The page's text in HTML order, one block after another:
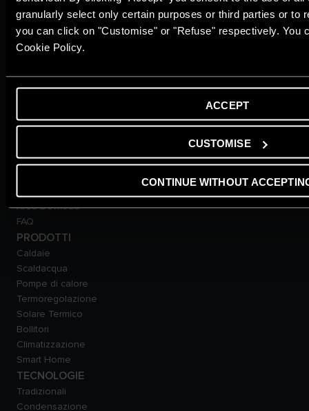
granularly select only certain purposes or third parties or to
you can click on "Customise" or "Refuse" respectively. You
Cookie Policy.
ACCEPT
CUSTOMISE
CONTINUE WITHOUT
Consigli e Soluzioni
Home Living
Guida agli Incentivi
Contattaci
assistenza
Area Dowload
FAQ
PRODOTTI
Caldaie
Scaldacqua
Pompe di calore
Termoregolazione
Solare Termico
Bollitori
Climatizzazione
Smart Home
TECNOLOGIE
Tradizionali
Condensazione